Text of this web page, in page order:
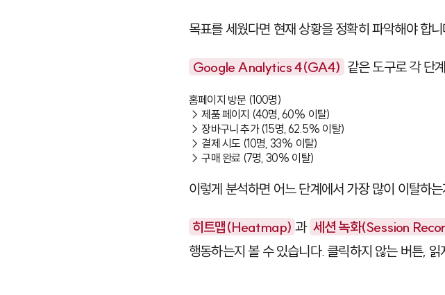
목표를 세웠다면 현재 상황을 정확히 파악해야 합
Google Analytics 4(GA4) 같은 도구로 각 단
홈페이지 방문 (100명)
→ 제품 페이지 (40명, 60% 이탈)
→ 장바구니 추가 (15명, 62.5% 이탈)
→ 결제 시도 (10명, 33% 이탈)
→ 구매 완료 (7명, 30% 이탈)
이렇게 분석하면 어느 단계에서 가장 많이 이탈하
히트맵(Heatmap) 과 세션 녹화(Session
행동하는지 볼 수 있습니다. 클릭하지 않는 버튼,